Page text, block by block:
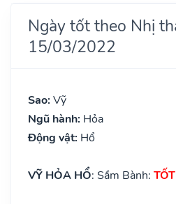
Ngày tốt theo Nhị
15/03/2022
Sao: Vỹ
Ngũ hành: Hỏa
Động vật: Hổ
VỸ HỎA HỔ: Sầm Bành: TỐT